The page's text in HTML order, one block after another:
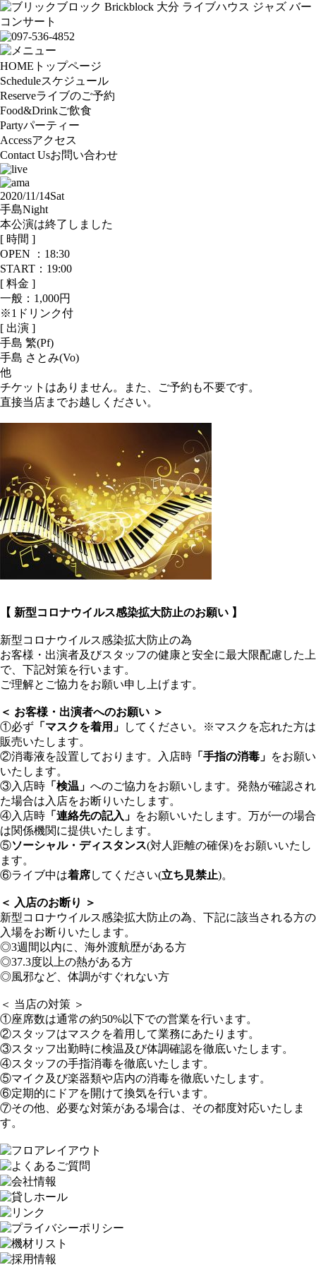
HOME トップページ
Scheduleスケジュール
Reserveライブのご予約
Food&Drinkご飲食
Partyパーティー
Accessアクセス
Contact Usお問い合わせ
2020/11/14Sat
手島Night
本公演は終了しました
[ 時間 ]
OPEN ： 18:30
START：19:00
[ 料金 ]
一般： 1,000円
※1ドリンク付
[ 出演 ]
手島 繁(Pf)
手島 さとみ(Vo)
他
チケットはありません。また、ご予約も不要です。
直接当店までお越しください。
【 新型コロナウイルス感染拡大防止のお願い 】
新型コロナウイルス感染拡大防止の為
お客様・出演者及びスタッフの健康と安全に最大限配慮した上
で、下記対策を行います。
ご理解とご協力をお願い申し上げます。
＜ お客様・出演者へのお願い ＞
①必ず 「マスクを着用」
してください。※マスクを忘れた方は
販売いたします。
②消毒液を設置しております。入店時 「手指の消毒」 をお願い
いたします。
③入店時 「検温」 へのご協力をお願いします。発熱が確認され
た場合は入店をお断りいたします。
④入店時 「連絡先の記入」 をお願いいたします。万が一の場合
は関係機関に提供いたします。
⑤ソーシャル・ディスタンス(対人距離の確保)をお願いいたし
ます。
⑥ライブ中は着席してください(立ち見禁止)。
＜ 入店のお断り ＞
新型コロナウイルス感染拡大防止の為、下記に該当される方の
入場をお断りいたします。
◎3週間以内に、海外渡航歴がある方
◎37.3度以上の熱がある方
◎風邪など、体調がすぐれない方
＜ 当店の対策 ＞
①座席数は通常の約50%以下での営業を行います。
②スタッフはマスクを着用して業務にあたります。
③スタッフ出勤時に検温及び体調確認を徹底いたします。
④スタッフの手指消毒を徹底いたします。
⑤マイク及び楽器類や店内の消毒を徹底いたします。
⑥定期的にドアを開けて換気を行います。
⑦その他、必要な対策がある場合は、その都度対応いたしま
す。